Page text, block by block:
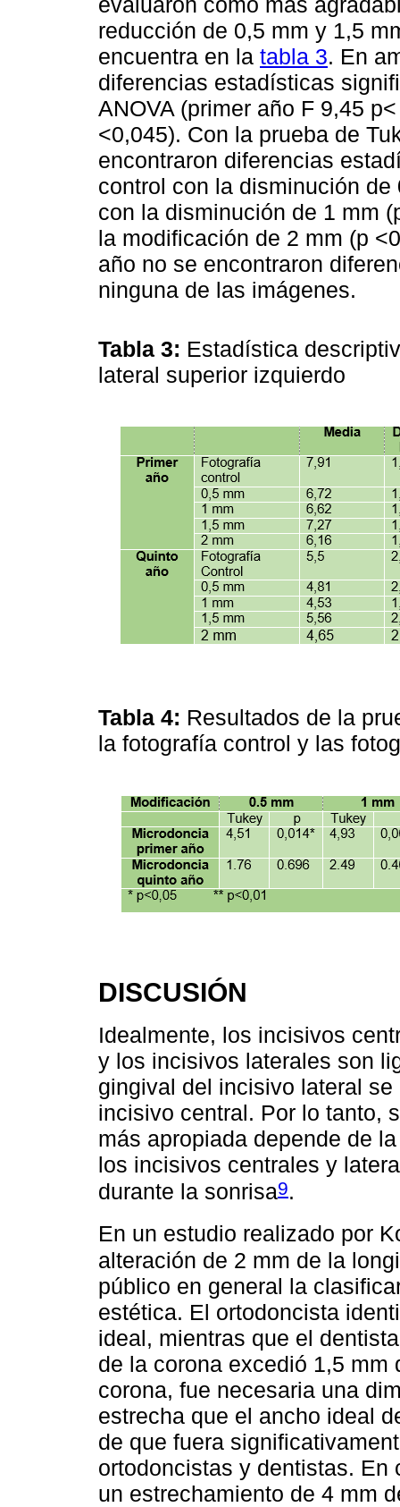
reducción de 0,5 mm y 1,5
encuentra en la tabla 3. En
diferencias estadísticas
ANOVA (primer año F 9,45
<0,045). Con la prueba de
encontraron diferencias
control con la disminución
con la disminución de 1 mm
la modificación de 2 mm (p
año no se encontraron
ninguna de las imágenes.
Tabla 3: Estadística
lateral superior izquierdo
Tabla 4: Resultados de la
la fotografía control y las
DISCUSIÓN
Idealmente, los incisivos
y los incisivos laterales son
gingival del incisivo lateral
incisivo central. Por lo tanto,
más apropiada depende de
los incisivos centrales y
durante la sonrisa9.
En un estudio realizado por
alteración de 2 mm de la
público en general la
estética. El ortodoncista
ideal, mientras que el
de la corona excedió 1,5
corona, fue necesaria una
estrecha que el ancho ideal
de que fuera
ortodoncistas y dentistas. En
un estrechamiento de 4 mm